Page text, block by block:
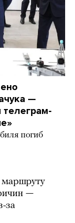
—
телеграм-
погиб
маршруту
—
за